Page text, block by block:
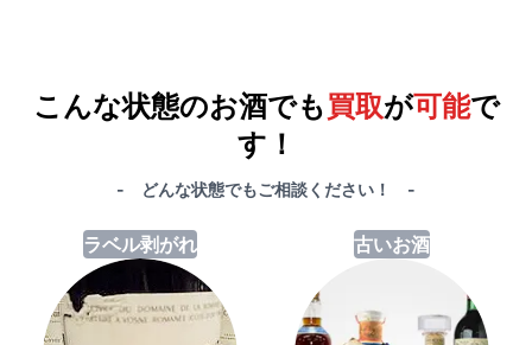
こんな状態のお酒でも買取が可能で
す！
- どんな状態でもご相談ください！ -
ラベル剥がれ 古いお酒